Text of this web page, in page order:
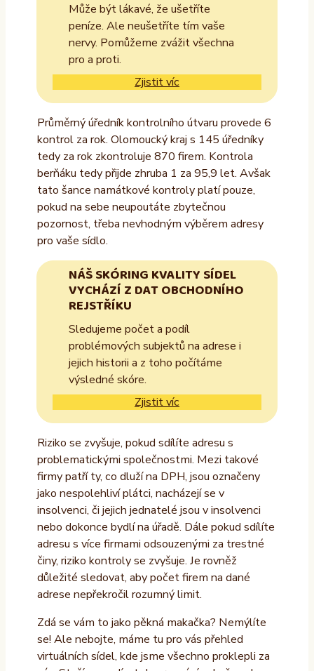
Může být lákavé, že ušetříte
peníze. Ale neušetříte tím vaše
nervy. Pomůžeme zvážit všechna
pro a proti.
Zjistit víc
Průměrný úředník kontrolního útvaru provede 6
kontrol za rok. Olomoucký kraj s 145 úředníky
tedy za rok zkontroluje 870 firem. Kontrola
berňáku tedy přijde zhruba 1 za 95,9 let. Avšak
tato šance namátkové kontroly platí pouze,
pokud na sebe neupoutáte zbytečnou
pozornost, třeba nevhodným výběrem adresy
pro vaše sídlo.
NÁŠ SKÓRING KVALITY SÍDEL
VYCHÁZÍ Z DAT OBCHODNÍHO
REJSTŘÍKU
Sledujeme počet a podíl
problémových subjektů na adrese i
jejich historii a z toho počítáme
výsledné skóre.
Zjistit víc
Riziko se zvyšuje, pokud sdílíte adresu s
problematickými společnostmi. Mezi takové
firmy patří ty, co dluží na DPH, jsou označeny
jako nespolehliví plátci, nacházejí se v
insolvenci, či jejich jednatelé jsou v insolvenci
nebo dokonce bydlí na úřadě. Dále pokud sdílíte
adresu s více firmami odsouzenými za trestné
činy, riziko kontroly se zvyšuje. Je rovněž
důležité sledovat, aby počet firem na dané
adrese nepřekročil rozumný limit.
Zdá se vám to jako pěkná makačka? Nemýlíte
se! Ale nebojte, máme tu pro vás přehled
virtuálních sídel, kde jsme všechno proklepli za